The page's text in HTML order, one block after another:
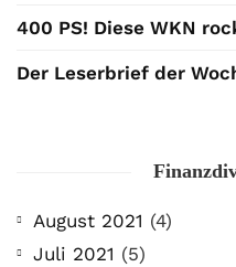
400 PS! Diese WKN
Der Leserbrief der
August 2021 (4)
Juli 2021 (5)